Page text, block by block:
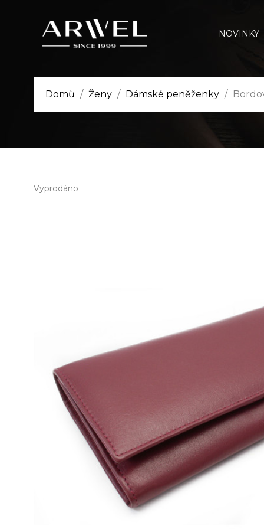
NOVINKY
Domů Ženy Dámské peněženky
Vyprodáno